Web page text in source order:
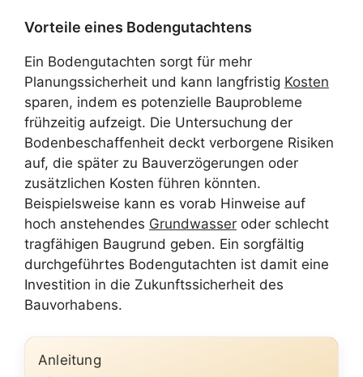
Vorteile eines Bodengutachtens
Ein Bodengutachten sorgt für mehr
Planungssicherheit und kann langfristig Kosten
sparen, indem es potenzielle Bauprobleme
frühzeitig aufzeigt. Die Untersuchung der
Bodenbeschaffenheit deckt verborgene Risiken
auf, die später zu Bauverzögerungen oder
zusätzlichen Kosten führen könnten.
Beispielsweise kann es vorab Hinweise auf
hoch anstehendes Grundwasser oder schlecht
tragfähigen Baugrund geben. Ein sorgfältig
durchgeführtes Bodengutachten ist damit eine
Investition in die Zukunftssicherheit des
Bauvorhabens.
Anleitung